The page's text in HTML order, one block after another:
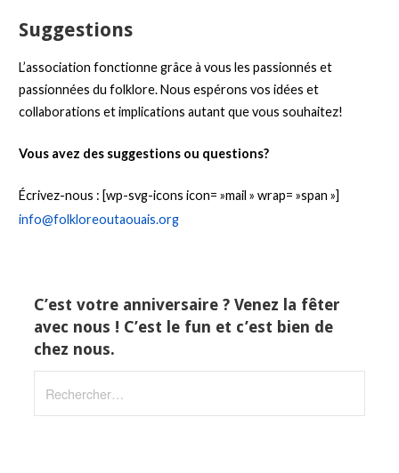
Suggestions
L’association fonctionne grâce à vous les passionnés et
passionnées du folklore. Nous espérons vos idées et
collaborations et implications autant que vous souhaitez!
Vous avez des suggestions ou questions?
Écrivez-nous : [wp-svg-icons icon= »mail » wrap= »span »]
info@folkloreoutaouais.org
C’est votre anniversaire ? Venez la fêter
avec nous ! C’est le fun et c’est bien de
chez nous.